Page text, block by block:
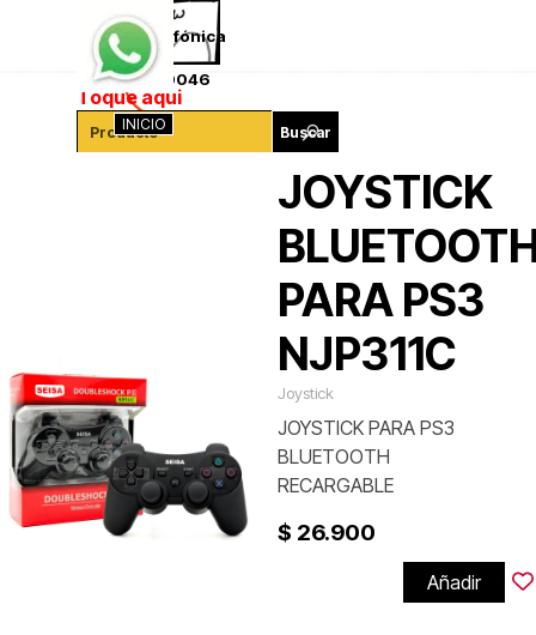
Ventas telefónica
341-4260046
Buscar
Toque aqui
Saltar menú
INICIO
JOYSTICK
PARA PS3
NJP311C
Joystick
JOYSTICK PARA PS3
BLUETOOTH
RECARGABLE
$ 26.900
Añadir